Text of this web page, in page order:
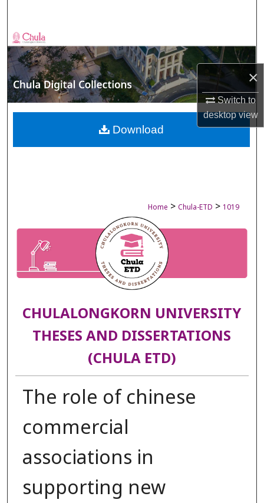
×
Switch to
desktopview
Browse Collections
My Account
About
Digital Commons Network™
Home > Chula-ETD > 1019
CHULALONGKORN UNIVERSITY
THESES AND DISSERTATIONS
(CHULA ETD)
The role of chinese
commercial
associations in
supporting new
Download